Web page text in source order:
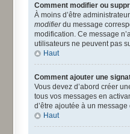
Comment modifier ou
À moins d’être
modifierdu message
modification. Ce message
utilisateurs ne peuvent pas
Haut
Comment ajouter une
Vous devez d’abord créer
tous vos messages en
d’être ajoutée à un
Haut